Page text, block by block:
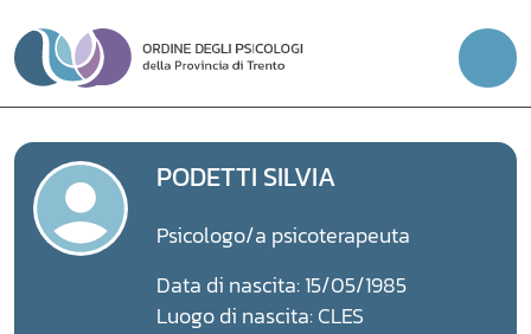
Vai
PODETTI SILVIA
Psicologo/a psicoterapeuta
Data di nascita: 15/05/1985
Luogo di nascita: CLES